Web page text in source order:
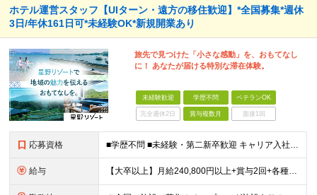
ホテル運営スタッフ【UIターン・遠方の移住歓迎】*全国募集*週休
3日/年休161日可*未経験OK*新規開業あり
旅先で見つけた「小さな感動」を、おもてなし
に！ あなたが届ける特別な滞在体験。
未経験歓迎 学歴不問 ベテランOK
完全週休2日 賞与複数月 面接1回
応募資格 ■学歴不問 ■未経験・第二新卒歓迎 キャリア入社のメンバーは元美容師、営業、教員などさまざま！ 『遠方への引っ越しが可能な方』や『地方に行ってみたい・勤務したい方』なども この機会に新しい人生にチャ
給与 【大卒以上】月給240,800円以上+賞与2回+各種手当 【短大・専門学校卒】月給204,400円以上+賞与2回+各種手当 【上記以外】月給187,000円以上+賞与2回+各種手当 ※経験、資格、能